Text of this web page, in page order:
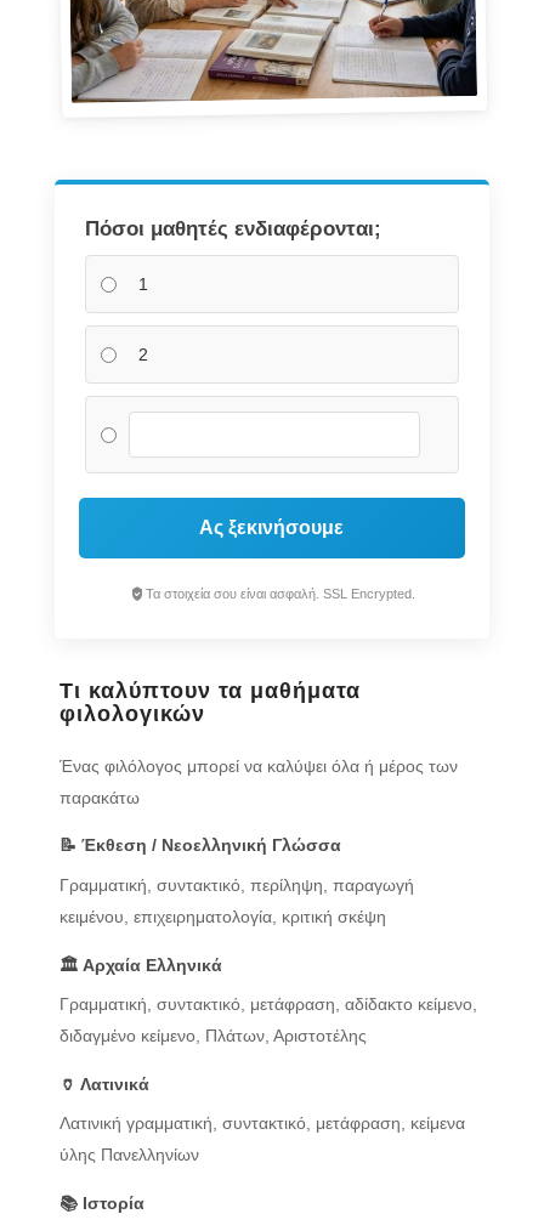
Πόσοι μαθητές ενδιαφέρονται;
1
2
Ας ξεκινήσουμε
Τα στοιχεία σου είναι ασφαλή. SSL Encrypted.
Τι καλύπτουν τα μαθήματα
φιλολογικών
Ένας φιλόλογος μπορεί να καλύψει όλα ή μέρος των
παρακάτω
📝 Έκθεση / Νεοελληνική Γλώσσα
Γραμματική, συντακτικό, περίληψη, παραγωγή
κειμένου, επιχειρηματολογία, κριτική σκέψη
🏛️ Αρχαία Ελληνικά
Γραμματική, συντακτικό, μετάφραση, αδίδακτο κείμενο,
διδαγμένο κείμενο, Πλάτων, Αριστοτέλης
🏺 Λατινικά
Λατινική γραμματική, συντακτικό, μετάφραση, κείμενα
ύλης Πανελληνίων
📚 Ιστορία